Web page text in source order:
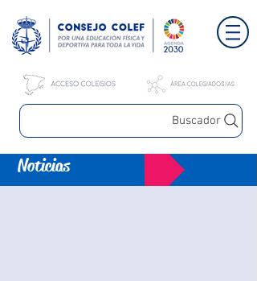
Buscador
Noticias